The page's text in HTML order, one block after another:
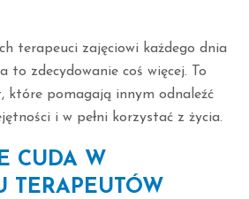
terapeuci zajęciowi każdego dnia
to zdecydowanie coś więcej. To
które pomagają innym odnaleźć
i w pełni korzystać z życia.
CUDA W
TERAPEUTÓW